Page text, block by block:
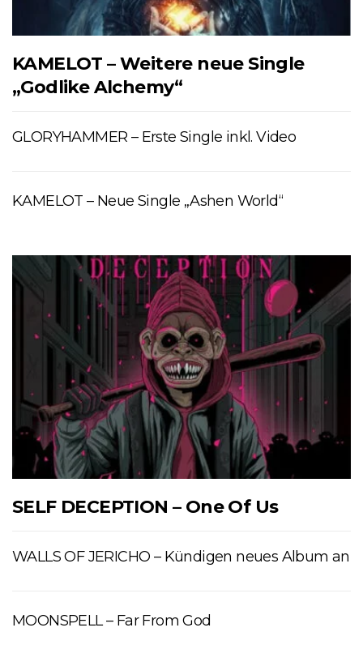
KAMELOT – Weitere neue Single
„Godlike Alchemy“
GLORYHAMMER – Erste Single inkl. Video
KAMELOT – Neue Single „Ashen World“
SELF DECEPTION – One Of Us
WALLS OF JERICHO – Kündigen neues Album an
MOONSPELL – Far From God